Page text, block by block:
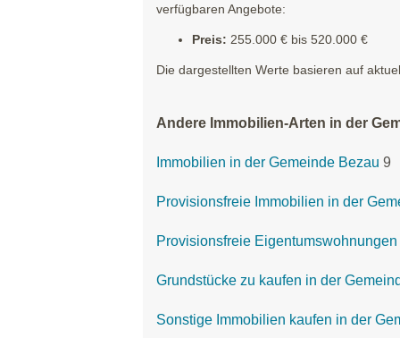
verfügbaren Angebote:
Preis: 255.000 € bis 520.000 €
Die dargestellten Werte basieren auf
Andere Immobilien-Arten in der
Immobilien in der Gemeinde Bezau 9
Provisionsfreie Immobilien in der
Provisionsfreie
Grundstücke zu kaufen in der
Sonstige Immobilien kaufen in der